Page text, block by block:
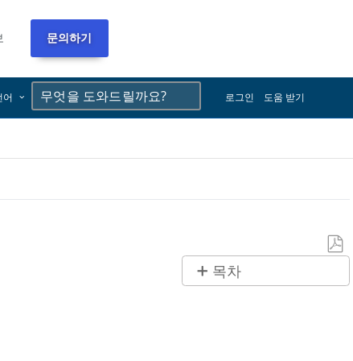
문의하기
어 로그인 도움 받기
로
목차